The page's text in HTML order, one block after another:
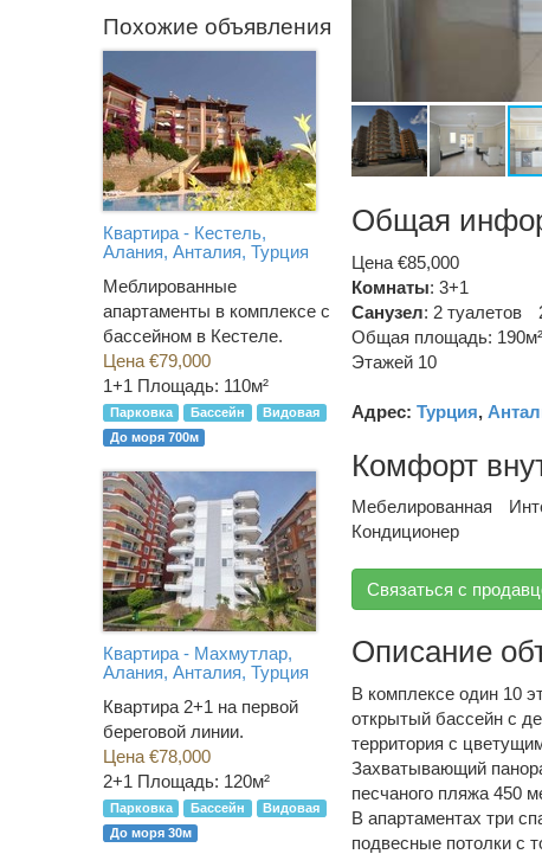
Общая
Цена €85,000
Комнаты: 3+1
Санузел: 2 туалетов
Общая площадь: 190м²
Этажей 10
Адрес: Турция,
Комфорт
Мебелированная
Кондиционер
Связаться с
Описание
В комплексе один 10
открытый бассейн с
территория с
Захватывающий
песчаного пляжа 450
В апартаментах три
подвесные потолки с
Похожие объявления
Квартира - Кестель,
Алания, Анталия, Турция
Меблированные
апартаменты в комплексе с
бассейном в Кестеле.
Цена €79,000
1+1 Площадь: 110м²
Парковка Бассейн
Видовая
До моря 700м
Квартира - Махмутлар,
Алания, Анталия, Турция
Квартира 2+1 на первой
береговой линии.
Цена €78,000
2+1 Площадь: 120м²
Парковка Бассейн
Видовая
До моря 30м